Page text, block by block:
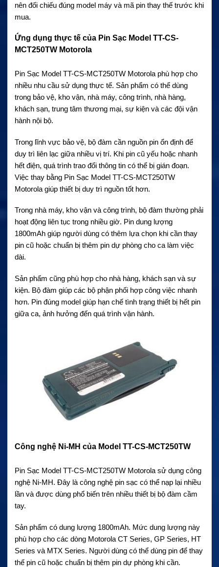
nên đối chiếu đúng model máy và mã pin thay thế trước khi
mua.
Ứng dụng thực tế của Pin Sạc Model TT-CS-
MCT250TW Motorola
Pin Sạc Model TT-CS-MCT250TW Motorola phù hợp cho
nhiều nhu cầu sử dụng thực tế. Sản phẩm có thể dùng
trong bảo vệ, kho vận, nhà máy, công trình, nhà hàng,
khách sạn, trung tâm thương mại, sự kiện và các đội vận
hành nội bộ.
Trong lĩnh vực bảo vệ, bộ đàm cần nguồn pin ổn định để
duy trì liên lạc giữa nhiều vị trí. Khi pin cũ yếu hoặc nhanh
hết điện, quá trình trao đổi thông tin có thể bị gián đoạn.
Việc thay bằng Pin Sạc Model TT-CS-MCT250TW
Motorola giúp thiết bị duy trì nguồn tốt hơn.
Trong nhà máy, kho vận và công trình, bộ đàm thường phải
hoạt động liên tục trong nhiều giờ. Pin dung lượng
1800mAh giúp người dùng có thêm lựa chọn khi cần thay
pin cũ hoặc chuẩn bị thêm pin dự phòng cho ca làm việc
dài.
Sản phẩm cũng phù hợp cho nhà hàng, khách sạn và sự
kiện. Bộ đàm giúp các bộ phận phối hợp công việc nhanh
hơn. Pin đúng model giúp hạn chế tình trạng thiết bị hết pin
giữa ca, ảnh hưởng đến quá trình vận hành.
Công nghệ Ni-MH của Model TT-CS-MCT250TW
Pin Sạc Model TT-CS-MCT250TW Motorola sử dụng công
nghệ Ni-MH. Đây là công nghệ pin sạc có thể nạp lại nhiều
lần và được dùng phổ biến trên nhiều thiết bị bộ đàm cầm
tay.
Sản phẩm có dung lượng 1800mAh. Mức dung lượng này
phù hợp cho các dòng Motorola CT Series, GP Series, HT
Series và MTX Series. Người dùng có thể dùng pin để thay
thế pin cũ hoặc chuẩn bị thêm pin dự phòng khi cần.